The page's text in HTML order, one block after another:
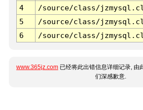
4
/source/class/
5
/source/class/
6
/source/class/
www.365jz.com 已经将此出错信息详细记录, 由
们深感歉意.